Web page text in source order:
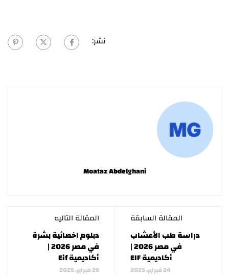
نشر:
Moataz Abdelghani
المقالة السابقة
دراسة طب الأعشاب
في مصر 2026 |
أكاديمية EIF
24 فبراير، 2025
المقالة التاليه
دبلوم اخصائية بشرة
في مصر 2026 |
أكاديمية Eif
26 فبراير، 2025